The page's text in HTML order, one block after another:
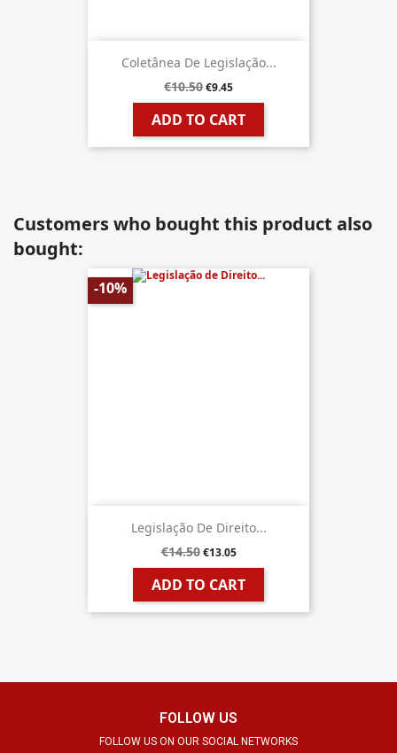
Coletânea De Legislação...
€10.50€9.45
ADD TO CART
Customers who bought this product also
bought:
Legislação De Direito...
€14.50 €13.05
ADD TO CART
-10%
FOLLOW US
FOLLOW US ON OUR SOCIAL NETWORKS